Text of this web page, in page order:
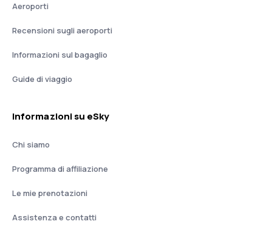
Aeroporti
Recensioni sugli aeroporti
Informazioni sul bagaglio
Guide di viaggio
Informazioni su eSky
Chi siamo
Programma di affiliazione
Le mie prenotazioni
Assistenza e contatti